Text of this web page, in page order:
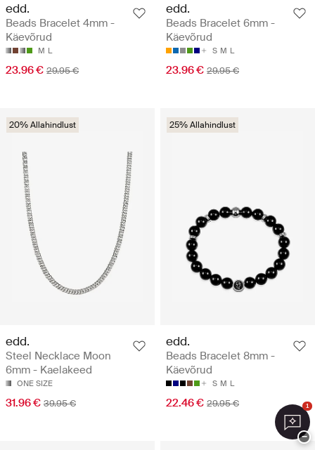
edd.
Beads Bracelet 4mm -
Käevõrud
M L
23.96 € 29.95 €
edd.
Beads Bracelet 6mm -
Käevõrud
S M L
23.96 € 29.95 €
20% Allahindlust
edd.
Steel Necklace Moon
6mm - Kaelakeed
ONE SIZE
31.96 € 39.95 €
25% Allahindlust
edd.
Beads Bracelet 8mm -
Käevõrud
S M L
22.46 € 29.95 € 1
−